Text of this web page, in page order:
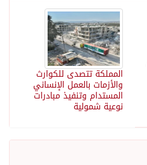
المملكة تتصدى للكوارث
والأزمات بالعمل الإنساني
المستدام وتنفيذ مبادرات
نوعية شمولية